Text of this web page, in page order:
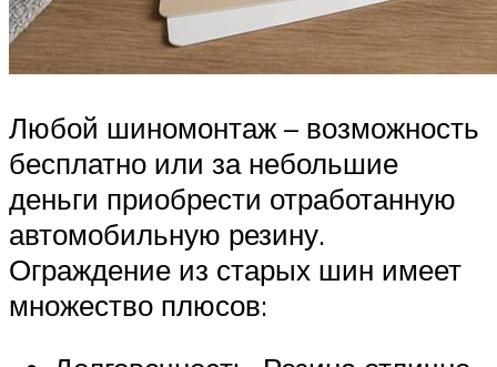
Любой шиномонтаж – возможность
бесплатно или за небольшие
деньги приобрести отработанную
автомобильную резину.
Ограждение из старых шин имеет
множество плюсов: